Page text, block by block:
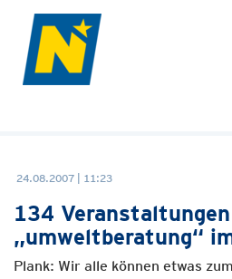
24.08.2007 | 11:23
134
„umweltberatung“
Plank: Wir alle können etwas